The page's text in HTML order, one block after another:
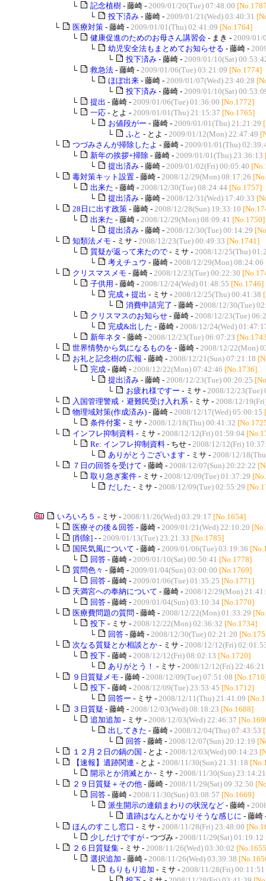
└
記念植樹 - 藤崎 - 2009/01/20(Tue) 07:48:00
└
投下済み - 藤崎 - 2009/01/21(Wed) 03:40:31
└
医療対策 - 藤崎 - 2009/01/01(Thu) 02:41:09 [No.1764]
└
健康促進のためのお母さん講習会 - まき - 2009/01/
└
幼児安全法もまとめてお知らせる - 藤崎 -
└
投下済み - 藤崎 - 2009/01/10(Sat)
└
救急法 - 藤崎 - 2009/01/06(Tue) 03:21:09 [No.1774]
└
ほぼ出来 - 藤崎 - 2009/01/07(Wed) 23:40:28
└
投下済み - 藤崎 - 2009/01/10(Sat)
└
提出 - 藤崎 - 2009/01/06(Tue) 01:36:00 [No.1772]
└
一応 - とよ - 2009/01/01(Thu) 21:15:37 [No.1765]
└
お値段がー - 藤崎 - 2009/01/01(Thu) 21:21:29
└
ふと - とよ - 2009/01/12(Mon) 22:47:49
└
つづみさんが掃除したよ - 藤崎 - 2009/01/01(Thu)
└
新年の挨拶+掃除 - 藤崎 - 2009/01/01(Thu) 23:36:13
└
提出済み - 藤崎 - 2009/01/02(Fri) 00:05:40
└
毒対策キット設置 - 藤崎 - 2008/12/29(Mon) 08:17:26
└
出来た - 藤崎 - 2008/12/30(Tue) 08:24:44 [No.1757]
└
提出済み - 藤崎 - 2008/12/31(Wed) 17:40:33
└
28日に出す政策 - 藤崎 - 2008/12/28(Sun) 19:33:10
└
出来た - 藤崎 - 2008/12/29(Mon) 08:09:41 [No.1750]
└
提出済み - 藤崎 - 2008/12/30(Tue) 00:14:29
└
知類法メモ - ミサ - 2008/12/23(Tue) 00:49:33 [No.1741]
└
質疑が返って来たので - ミサ - 2008/12/25(Thu)
└
考えチュウ - 藤崎 - 2008/12/29(Mon) 08:24:06
└
クリスマスメモ - 藤崎 - 2008/12/23(Tue) 00:22:30
└
子供用 - 藤崎 - 2008/12/24(Wed) 01:48:55 [No.1746]
└
完成＋提出 - ミサ - 2008/12/25(Thu) 00:41:38
└
消費申請完了 - 藤崎 - 2008/12/30(Tue)
└
クリスマスのお知らせ - 藤崎 - 2008/12/23(Tue)
└
完成&出した - 藤崎 - 2008/12/24(Wed)
└
新年ネタ - 藤崎 - 2008/12/23(Tue) 06:07:23
└
世界情勢から気になるものを - 藤崎 - 2008/12/22(Mon)
└
お礼と記念樹の広報 - 藤崎 - 2008/12/21(Sun) 07:21:18
└
完成 - 藤崎 - 2008/12/22(Mon) 07:42:46 [No.1736]
└
提出済み - 藤崎 - 2008/12/23(Tue) 00:20:25
└
お疲れ様ですー - ミサ - 2008/12/23(Tue)
└
入国管理警戒・避難民受け入れ系 - ミサ - 2008/12/
└
物理域対策(作成済み) - 藤崎 - 2008/12/17(Wed) 05:00:15
└
条件付案 - ミサ - 2008/12/18(Thu) 00:41:32
└
インフレ抑制資料 - ミサ - 2008/12/12(Fri) 01:59:04
└
Re: インフレ抑制資料 - ちせ - 2008/12/12(Fri)
└
ありがとうございます - ミサ - 2008/12/
└
７日の回答を受けて - 藤崎 - 2008/12/07(Sun) 20:22:22
└
取り急ぎ案件 - ミサ - 2008/12/09(Tue) 01:37:29
└
だした - ミサ - 2008/12/09(Tue) 02:55:29
いろいろ５ - ミサ - 2008/11/26(Wed) 03:29:17 [No.1654]
└
医療その後＆回答 - 藤崎 - 2009/01/21(Wed) 22:10:20
└
[削除] - - 2009/01/13(Tue) 23:21:33 [No.1785]
└
国民気風について - 藤崎 - 2009/01/06(Tue) 03:19:36
└
回答 - 藤崎 - 2009/01/10(Sat) 00:50:41 [No.1778]
└
質問色々 - 藤崎 - 2009/01/04(Sun) 03:00:00 [No.1769]
└
回答 - 藤崎 - 2009/01/06(Tue) 01:35:25 [No.1771]
└
天満宮への奉納について - 藤崎 - 2008/12/29(Mon)
└
回答 - 藤崎 - 2009/01/04(Sun) 03:10:34 [No.1770]
└
医療費問題の質問 - 藤崎 - 2008/12/22(Mon) 01:33:29
└
投下 - ミサ - 2008/12/22(Mon) 02:36:32 [No.1734]
└
回答 - 藤崎 - 2008/12/30(Tue) 02:21:20
└
次なる質疑とか相談とか - ミサ - 2008/12/12(Fri)
└
投下 - 藤崎 - 2008/12/12(Fri) 08:02:13 [No.1720]
└
ありがとう！ - ミサ - 2008/12/12(Fri) 22:46:21
└
９日質疑メモ - 藤崎 - 2008/12/09(Tue) 07:51:08
└
投下 - 藤崎 - 2008/12/09(Tue) 23:53:45 [No.1712]
└
回答ー - ミサ - 2008/12/11(Thu) 21:41:09
└
３日質疑 - 藤崎 - 2008/12/03(Wed) 08:18:23 [No.1688]
└
追加追加 - ミサ - 2008/12/03(Wed) 22:46:37
└
出してきた - 藤崎 - 2008/12/04(Thu) 07:43:53
└
回答 - 藤崎 - 2008/12/07(Sun) 20:12:19
└
１２月２日の鍋の国 - とよ - 2008/12/03(Wed) 00:14:23
└
【速報】遺跡関連 - とよ - 2008/11/30(Sun) 21:31:18
└
開示とか消滅とか - ミサ - 2008/11/30(Sun) 23:14:21
└
２９日質疑＋その他 - 藤崎 - 2008/11/29(Sat) 09:32:50
└
回答 - 藤崎 - 2008/11/30(Sun) 03:08:57 [No.1669]
└
派生開示の連鎖まわりの状況など - 藤崎 -
└
遺跡はなんとかなりそうな感じに - 藤崎
└
ほんのすこし窓口 - ミサ - 2008/11/28(Fri) 23:48:00
└
少しだけですが - つづみ - 2008/11/29(Sat) 01:19:12
└
２６日質疑集 - ミサ - 2008/11/26(Wed) 03:30:02
└
選択追加 - 藤崎 - 2008/11/26(Wed) 03:39:38
└
もりもり追加 - ミサ - 2008/11/28(Fri) 00:11:51